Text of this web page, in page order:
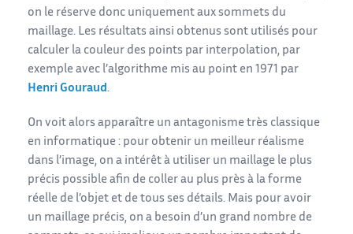
on le réserve donc uniquement aux sommets du
maillage. Les résultats ainsi obtenus sont utilisés pour
calculer la couleur des points par interpolation, par
exemple avec l’algorithme mis au point en 1971 par
Henri Gouraud .
On voit alors apparaître un antagonisme très classique
en informatique : pour obtenir un meilleur réalisme
dans l’image, on a intérêt à utiliser un maillage le plus
précis possible afin de coller au plus près à la forme
réelle de l’objet et de tous ses détails. Mais pour avoir
un maillage précis, on a besoin d’un grand nombre de